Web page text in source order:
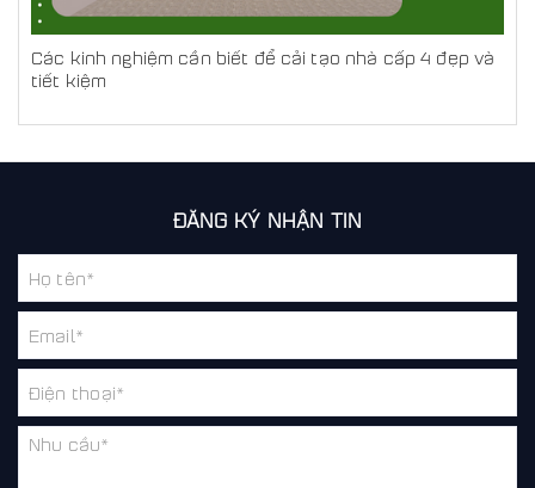
Các kinh nghiệm cần biết để cải tạo nhà cấp 4 đẹp và
tiết kiệm
ĐĂNG KÝ NHẬN TIN